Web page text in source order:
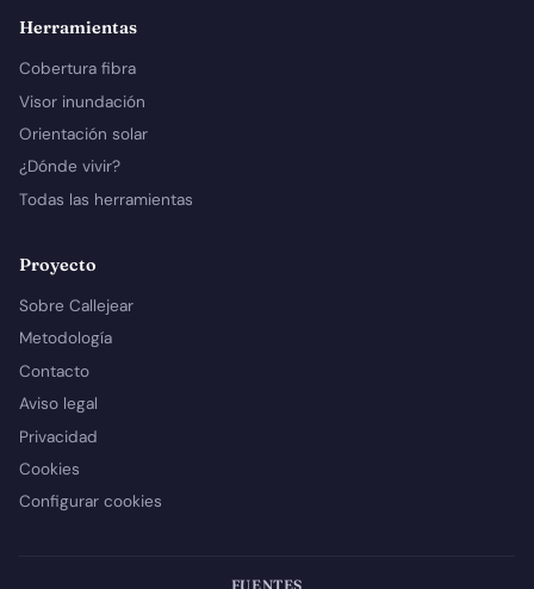
Herramientas
Cobertura fibra
Visor inundación
Orientación solar
¿Dónde vivir?
Todas las herramientas
Proyecto
Sobre Callejear
Metodología
Contacto
Aviso legal
Privacidad
Cookies
Configurar cookies
FUENTES